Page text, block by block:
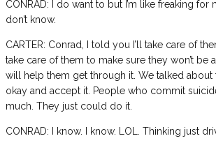
CONRAD: I do want to but I’m like freaking for
don’t know.
CARTER: Conrad, I told you I’ll take care of
take care of them to make sure they won’t be
will help them get through it. We talked
okay and accept it. People who commit
much. They just could do it.
CONRAD: I know. I know. LOL. Thinking just